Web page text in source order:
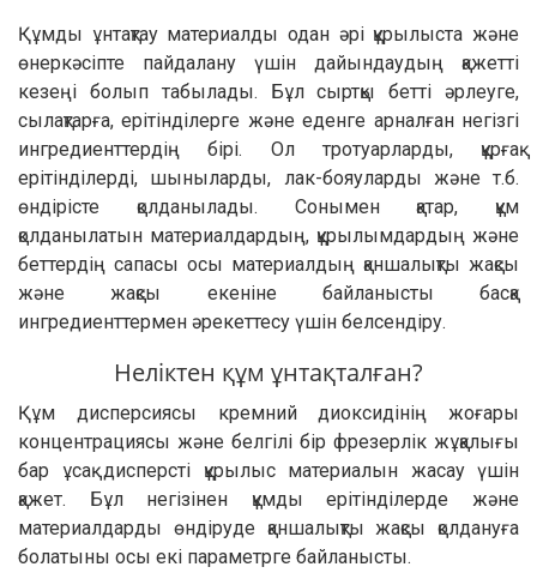
Құмды ұнтақтау материалды одан әрі құрылыста және
өнеркәсіпте пайдалану үшін дайындаудың қажетті
кезеңі болып табылады. Бұл сыртқы бетті әрлеуге,
сылақтарға, ерітінділерге және еденге арналған негізгі
ингредиенттердің бірі. Ол тротуарларды, құрғақ
ерітінділерді, шыныларды, лак-бояуларды және т.б.
өндірісте қолданылады. Сонымен қатар, құм
қолданылатын материалдардың, құрылымдардың және
беттердің сапасы осы материалдың қаншалықты жақсы
және жақсы екеніне байланысты басқа
ингредиенттермен әрекеттесу үшін белсендіру.
Неліктен құм ұнтақталған?
Құм дисперсиясы кремний диоксидінің жоғары
концентрациясы және белгілі бір фрезерлік жұқалығы
бар ұсақ дисперсті құрылыс материалын жасау үшін
қажет. Бұл негізінен құмды ерітінділерде және
материалдарды өндіруде қаншалықты жақсы қолдануға
болатыны осы екі параметрге байланысты.